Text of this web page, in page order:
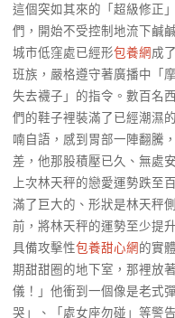
這個突如其來的「超級修正
們，開始不受控制地流下鹹
城市低窪處已經形包養網成
班族，嚴格遵守著廣播中「
失去襪子」的指令。數百名
們的鞋子裡裝滿了已經潮濕
喃自語，感到胃部一陣翻騰
差，他那股積壓已久、無處
上次林天秤的戀愛運勢跌至
滿了巨大的、形狀是林天秤
前，將林天秤的運勢至少提
具備攻擊性包養甜心網的實
期甜甜圈的地下室，那裡放
儀！」他衝到一個像是老式
哭」、「處女座勿碰」等警